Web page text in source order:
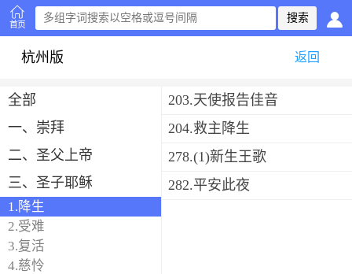
首页
杭州版 返回
全部
一、崇拜
二、圣父上帝
三、圣子耶稣
1.降生
2.受难
3.复活
4.慈怜
203.天使报告佳音
204.救主降生
278.(1)新生王歌
282.平安此夜